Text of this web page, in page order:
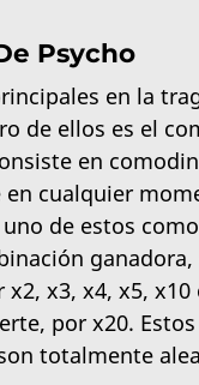
Psycho
en la
de ellos es el
en
en cualquier
de estos
x3, x4, x5, x10
por x20. Estos
totalmente